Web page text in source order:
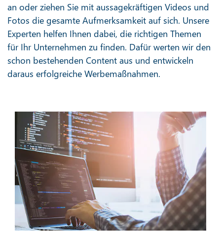
an oder ziehen Sie mit aussagekräftigen Videos und
Fotos die gesamte Aufmerksamkeit auf sich. Unsere
Experten helfen Ihnen dabei, die richtigen Themen
für Ihr Unternehmen zu finden. Dafür werten wir den
schon bestehenden Content aus und entwickeln
daraus erfolgreiche Werbemaßnahmen.